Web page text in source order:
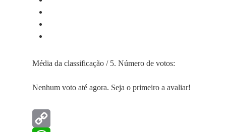
Média da classificação / 5. Número de votos:
Nenhum voto até agora. Seja o primeiro a avaliar!